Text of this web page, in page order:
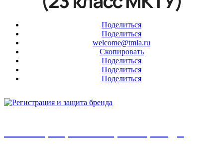
Поделиться
Поделиться
welcome@tmla.ru
Скопировать
Поделиться
Поделиться
Поделиться